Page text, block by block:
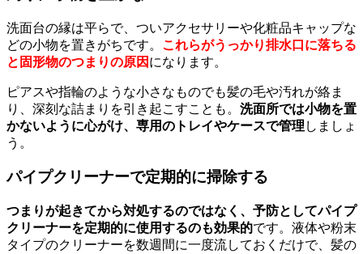
洗面台の縁は平らで、ついアクセサリーや化粧品キャップな
どの小物を置きがちです。 これらがうっかり排水口に落ちる
と固形物のつまりの原因 になります。
ピアスや指輪のような小さなものでも髪の毛や汚れが絡ま
り、深刻な詰まりを引き起こすことも。 洗面所では小物を置
かないように心がけ、専用のトレイやケースで管理 しましょ
う。
パイプクリーナーで定期的に掃除する
つまりが起きてから対処するのではなく、予防としてパイプ
クリーナーを定期的に使用するのも効果的です。液体や粉末
タイプのクリーナーを数週間に一度流しておくだけで、髪の